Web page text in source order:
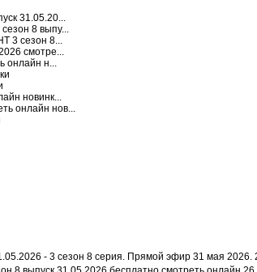
31.05.20...
8 выпу...
3 сезон 8...
смотре...
онлайн н...
новинк...
онлайн нов...
- 3 сезон 8 серия. Прямой эфир 31 мая 2026.